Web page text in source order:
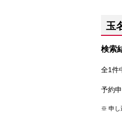
玉
検索
全1件
予約
申し